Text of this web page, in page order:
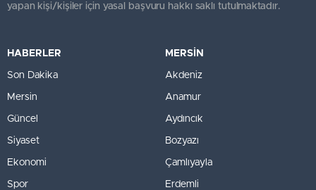
yapan kişi/kişiler için yasal başvuru hakkı saklı tutulmaktadır.
HABERLER
Son Dakika
Mersin
Güncel
Siyaset
Ekonomi
Spor
MERSİN
Akdeniz
Anamur
Aydıncık
Bozyazı
Çamlıyayla
Erdemli